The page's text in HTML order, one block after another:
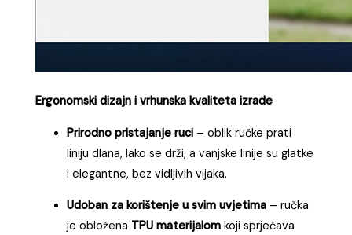
Ergonomski dizajn i vrhunska kvaliteta izrade
Prirodno pristajanje ruci – oblik ručke prati
liniju dlana, lako se drži, a vanjske linije su glatke
i elegantne, bez vidljivih vijaka.
Udoban za korištenje u svim uvjetima – ručka
je obložena TPU materijalom koji sprječava